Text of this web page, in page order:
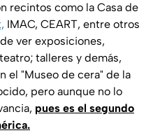
recintos como la Casa de
IMAC, CEART, entre otros
ver exposiciones,
teatro; talleres y demás,
el "Museo de cera" de la
pero aunque no lo
pues es el segundo